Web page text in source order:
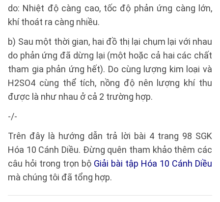
do: Nhiệt độ càng cao, tốc độ phản ứng càng lớn,
khí thoát ra càng nhiều.
b) Sau một thời gian, hai đồ thị lại chụm lại với nhau
do phản ứng đã dừng lại (một hoặc cả hai các chất
tham gia phản ứng hết). Do cùng lượng kim loại và
H2SO4 cùng thể tích, nồng độ nên lượng khí thu
được là như nhau ở cả 2 trường hợp.
-/-
Trên đây là hướng dẫn trả lời bài 4 trang 98 SGK
Hóa 10 Cánh Diều. Đừng quên tham khảo thêm các
câu hỏi trong trọn bộ Giải bài tập Hóa 10 Cánh Diều
mà chúng tôi đã tổng hợp.